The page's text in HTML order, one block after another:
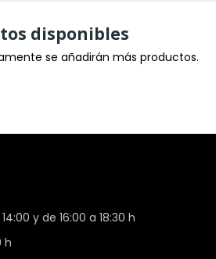
disponibles
se añadirán más productos.
y de 16:00 a 18:30 h
h